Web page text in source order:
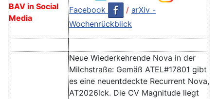
BAV in Social
Media
Facebook / arXiv -
Wochenrückblick
Neue Wiederkehrende Nova in der
Milchstraße: Gemäß ATEL#17801 gibt
es eine neuentdeckte Recurrent Nova,
AT2026lck. Die CV Magnitude liegt